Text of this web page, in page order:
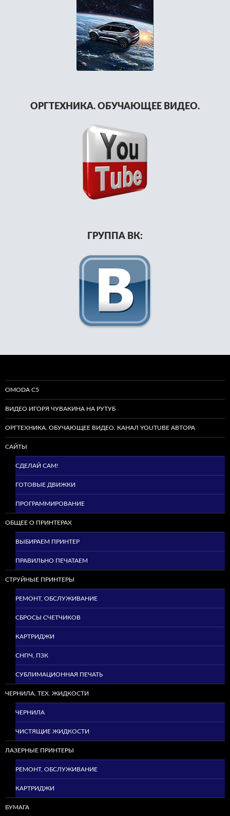
ОРГТЕХНИКА. ОБУЧАЮЩЕЕ ВИДЕО.
ГРУППА ВК:
OMODA C5
ВИДЕО ИГОРЯ ЧУВАКИНА НА РУТУБ
ОРГТЕХНИКА. ОБУЧАЮЩЕЕ ВИДЕО. КАНАЛ YOUTUBE АВТОРА
САЙТЫ
СДЕЛАЙ САМ!
ГОТОВЫЕ ДВИЖКИ
ПРОГРАММИРОВАНИЕ
ОБЩЕЕ О ПРИНТЕРАХ
ВЫБИРАЕМ ПРИНТЕР
ПРАВИЛЬНО ПЕЧАТАЕМ
СТРУЙНЫЕ ПРИНТЕРЫ
РЕМОНТ, ОБСЛУЖИВАНИЕ
СБРОСЫ СЧЕТЧИКОВ
КАРТРИДЖИ
СНПЧ, ПЗК
СУБЛИМАЦИОННАЯ ПЕЧАТЬ
ЧЕРНИЛА, ТЕХ. ЖИДКОСТИ
ЧЕРНИЛА
ЧИСТЯЩИЕ ЖИДКОСТИ
ЛАЗЕРНЫЕ ПРИНТЕРЫ
РЕМОНТ, ОБСЛУЖИВАНИЕ
КАРТРИДЖИ
БУМАГА